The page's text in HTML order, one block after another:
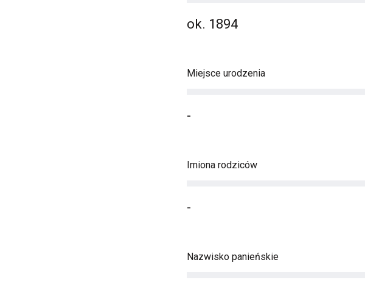
ok. 1894
Miejsce urodzenia
-
Imiona rodziców
-
Nazwisko panieńskie